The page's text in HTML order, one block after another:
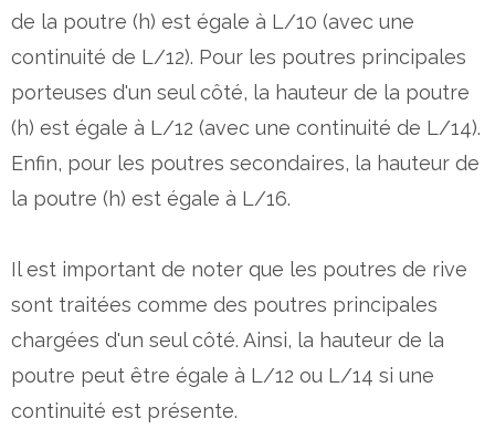
de la poutre (h) est égale à L/10 (avec une
continuité de L/12). Pour les poutres principales
porteuses d'un seul côté, la hauteur de la poutre
(h) est égale à L/12 (avec une continuité de L/14).
Enfin, pour les poutres secondaires, la hauteur de
la poutre (h) est égale à L/16.
Il est important de noter que les poutres de rive
sont traitées comme des poutres principales
chargées d'un seul côté. Ainsi, la hauteur de la
poutre peut être égale à L/12 ou L/14 si une
continuité est présente.